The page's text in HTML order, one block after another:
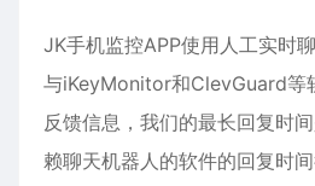
JK手机监控APP使用人工实时
与iKeyMonitor和ClevGuard等
反馈信息，我们的最长回复时
赖聊天机器人的软件的回复时